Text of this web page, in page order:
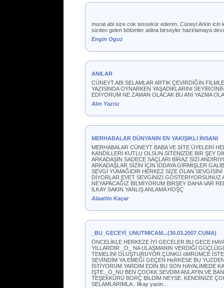
murat abi size cok tessekür ederim. Cüneyt Arkin icin
sizden gelen bölümler adina birseyler hazirlamaya
Engin Oguz
ANILAR
CÜNEYT ABİ SELAMLAR ARTIK ÇEVİRDİĞİN
YAZISINDA OYNARKEN YAŞADIKLARINI
EDİYORUM NE ZAMAN OLACAK BU ANI YAZMA
Alın Yazısı
MERHABALAR DÜNYANIN EN YAKIŞIKLI İNSANI
MERHABALAR CÜNEYT BABA VE SİTE ÜYELERİ
KANDİLLERİ KUTLU OLSUN SİTENİZDE BİR ŞEY
ARKADAŞIN SADECE SAÇLARI BİRAZ SİZİ
ARKADAŞLAR SİZİN İÇİN İDDAYA GİRMİŞLER
SEVGİ YUMAĞIDIR HERKEZ SİZE OLAN
DİYORLAR EVET SEVGİNİZİ GÖSTERİYORSUNUZ
NEYAPACAĞIZ BİLMİYORUM BİRŞEY DAHA VAR
İLKAY SAKIN YANLIŞ ANLAMA HOŞÇ
Alaattin Kaçar
_BU_GECEYİ_UNUTMICAM...(30.03.2007 CUMA)
ÖNCELİKLE HERKEZE İYİ GECELER.BU GECE
YILLARDIR _O_ NA ULAŞMANIN VERDİĞİ
TEMELİNİ OLUŞTURUYOR.ÇÜNKÜ öMRÜMCE
SEVİNDİM YA.EMEĞİ GEÇEN HeRKESE BU
İSTİYORUM.YARDIM EDİN BU SON HAYALİMEDE
İŞTE._O_NU BEN ÇOOKK SEVDİM ANLAYIN.VE
TEŞEKKÜRÜ BORÇ BİLDİM.NEYSE. KENDİNİZE
SELAMLARIMLA.. İlkay yasin...